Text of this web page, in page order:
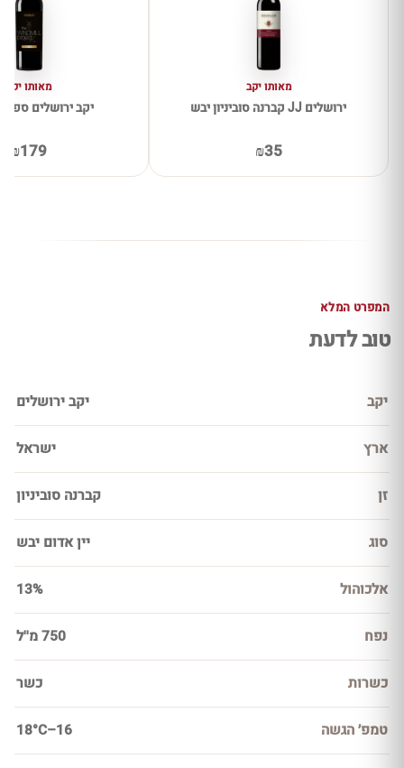
מאותו יקב
ירושלים JJ קברנה סוביניון יבש
₪35
מאותו יקב
יקב ירושלים
₪179
המפרט המלא
טוב לדעת
יקב יקב ירושלים
ארץ ישראל
זן קברנה סוביניון
סוג יין אדום יבש
אלכוהול 13%
נפח 750 מ''ל
כשרות כשר
טמפ׳ הגשה 16–18°C